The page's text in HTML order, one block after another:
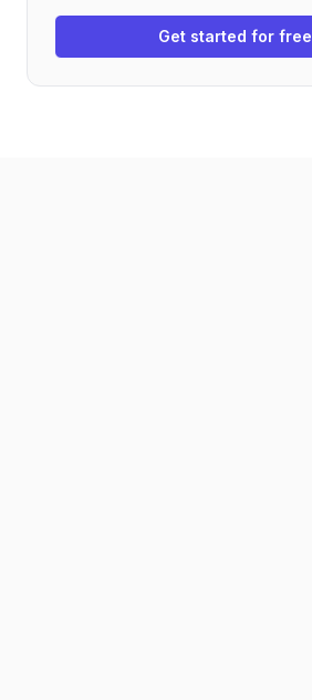
Get started for free